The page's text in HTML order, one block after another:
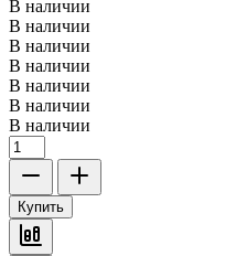
В наличии
В наличии
В наличии
В наличии
В наличии
В наличии
В наличии
Купить